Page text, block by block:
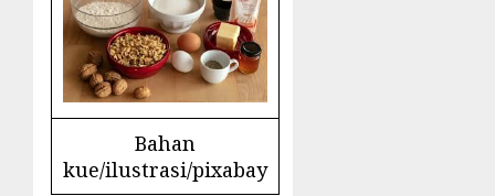
Bahan
kue/ilustrasi/pixabay